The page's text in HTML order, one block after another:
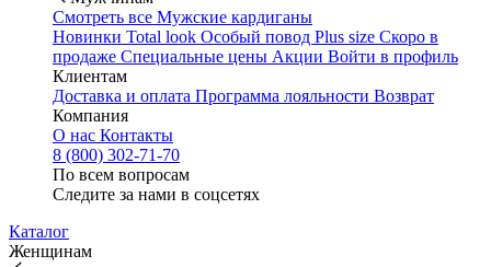
Смотреть все Мужские кардиганы
Новинки Total look Особый повод Plus size Скоро в
продаже Специальные цены Акции Войти в профиль
Клиентам
Доставка и оплата Программа лояльности Возврат
Компания
О нас Контакты
8 (800) 302-71-70
По всем вопросам
Следите за нами в соцсетях
Каталог
Женщинам